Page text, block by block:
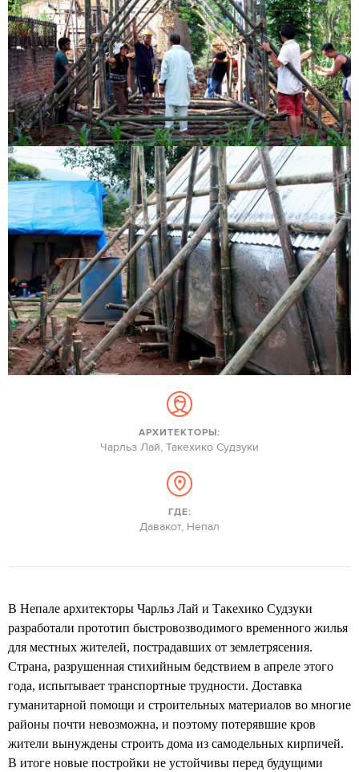
АРХИТЕКТОРЫ:
Чарльз Лай, Такехико Судзуки
ГДЕ:
Давакот, Непал
В Непале архитекторы Чарльз Лай и Такехико Судзуки
разработали прототип быстровозводимого временного жилья
для местных жителей, пострадавших от землетрясения.
Страна, разрушенная стихийным бедствием в апреле этого
года, испытывает транспортные трудности. Доставка
гуманитарной помощи и строительных материалов во многие
районы почти невозможна, и поэтому потерявшие кров
жители вынуждены строить дома из самодельных кирпичей.
В итоге новые постройки не устойчивы перед будущими